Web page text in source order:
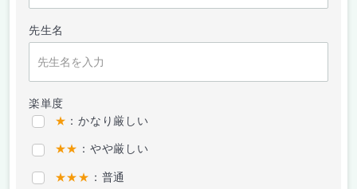
先生名
楽単度
★ ：かなり厳しい
★★ ：やや厳しい
★★★ ：普通